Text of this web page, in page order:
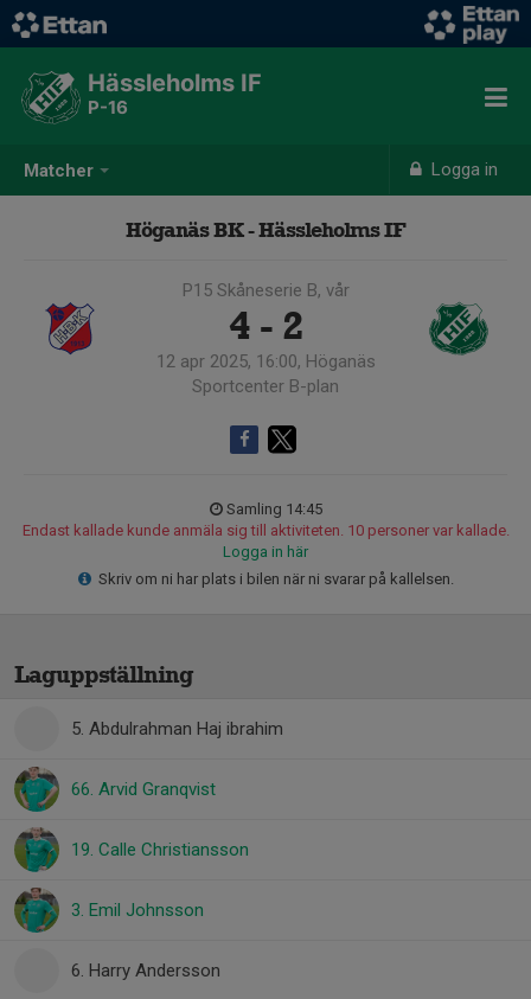
Matcher Logga in
Hässleholms IF
P-16
Höganäs BK - Hässleholms IF
P15 Skåneserie B, vår
4 - 2
12 apr 2025, 16:00, Höganäs
Sportcenter B-plan
Samling 14:45
Endast kallade kunde anmäla sig till aktiviteten. 10 personer var kallade.
Logga in här
Skriv om ni har plats i bilen när ni svarar på kallelsen.
Laguppställning
5. Abdulrahman Haj ibrahim
66. Arvid Granqvist
19. Calle Christiansson
3. Emil Johnsson
6. Harry Andersson